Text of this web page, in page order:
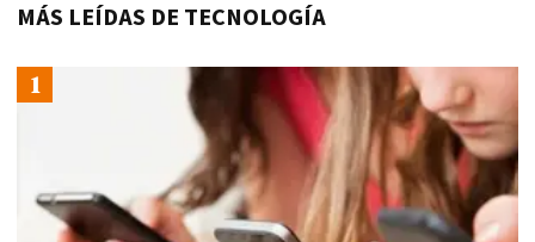
MÁS LEÍDAS DE TECNOLOGÍA